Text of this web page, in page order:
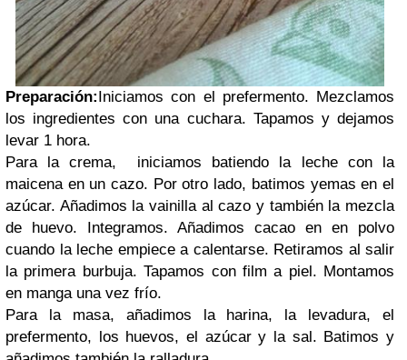
Preparación:Iniciamos con el prefermento. Mezclamos
los ingredientes con una cuchara. Tapamos y dejamos
levar 1 hora.
Para la crema, iniciamos batiendo la leche con la
maicena en un cazo. Por otro lado, batimos yemas en el
azúcar. Añadimos la vainilla al cazo y también la mezcla
de huevo. Integramos. Añadimos cacao en en polvo
cuando la leche empiece a calentarse. Retiramos al salir
la primera burbuja. Tapamos con film a piel. Montamos
en manga una vez frío.
Para la masa, añadimos la harina, la levadura, el
prefermento, los huevos, el azúcar y la sal. Batimos y